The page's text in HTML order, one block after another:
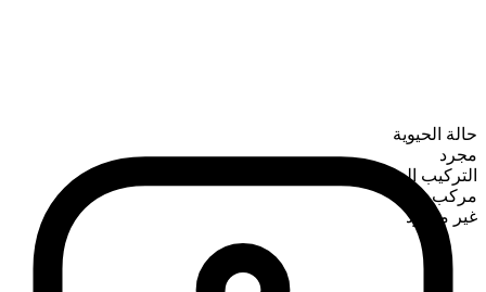
حالة الحيوية
مجرد
التركيب الصرفي
مركب
غير معدود